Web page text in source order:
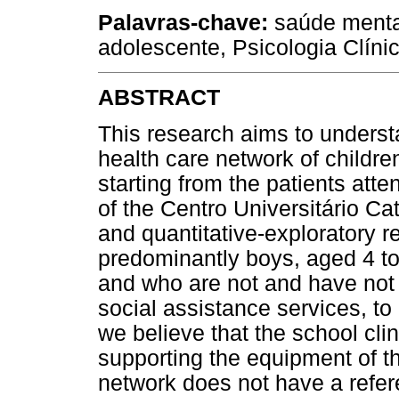
Palavras-chave: saúde
adolescente, Psicologia
ABSTRACT
This research aims to
health care network of
starting from the patients
of the Centro Universitário
and quantitative-exploratory
predominantly boys, aged 4
and who are not and have
social assistance services,
we believe that the school
supporting the equipment of
network does not have a